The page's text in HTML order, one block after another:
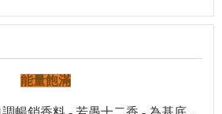
能量飽滿